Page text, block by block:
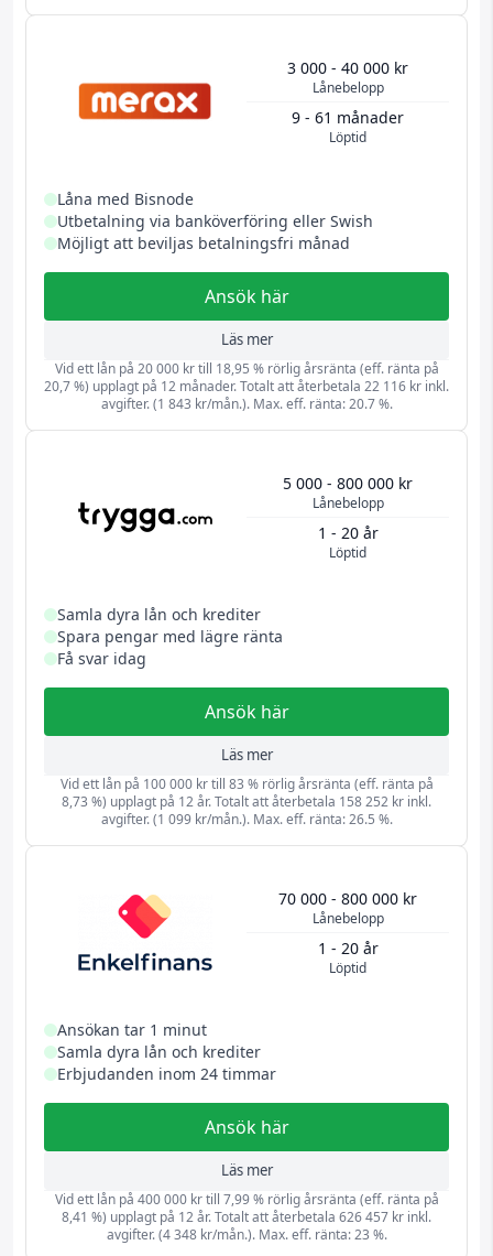
Lånebelopp
3 000 - 40 000 kr
Löptid
9 - 61 månader
Låna med Bisnode
Utbetalning via banköverföring eller Swish
Möjligt att beviljas betalningsfri månad
Ansök här
Läs mer
Vid ett lån på 20 000 kr till 18,95 % rörlig årsränta (eff. ränta på
20,7 %) upplagt på 12 månader. Totalt att återbetala 22 116 kr inkl.
avgifter. (1 843 kr/mån.). Max. eff. ränta: 20.7 %.
Lånebelopp
5 000 - 800 000 kr
Löptid
1 - 20 år
Samla dyra lån och krediter
Spara pengar med lägre ränta
Få svar idag
Ansök här
Läs mer
Vid ett lån på 100 000 kr till 83 % rörlig årsränta (eff. ränta på
8,73 %) upplagt på 12 år. Totalt att återbetala 158 252 kr inkl.
avgifter. (1 099 kr/mån.). Max. eff. ränta: 26.5 %.
Lånebelopp
70 000 - 800 000 kr
Löptid
1 - 20 år
Ansökan tar 1 minut
Samla dyra lån och krediter
Erbjudanden inom 24 timmar
Ansök här
Läs mer
Vid ett lån på 400 000 kr till 7,99 % rörlig årsränta (eff. ränta på
8,41 %) upplagt på 12 år. Totalt att återbetala 626 457 kr inkl.
avgifter. (4 348 kr/mån.). Max. eff. ränta: 23 %.